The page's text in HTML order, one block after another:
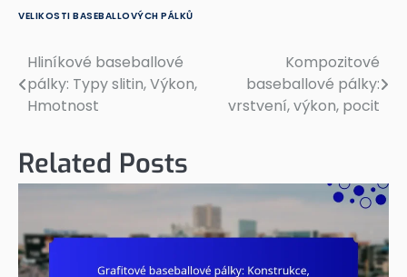
VELIKOSTI BASEBALLOVÝCH PÁLKŮ
Post
navigation
Hliníkové baseballové
pálky: Typy slitin, Výkon,
Hmotnost
Kompozitové
baseballové pálky:
vrstvení, výkon, pocit
Related Posts